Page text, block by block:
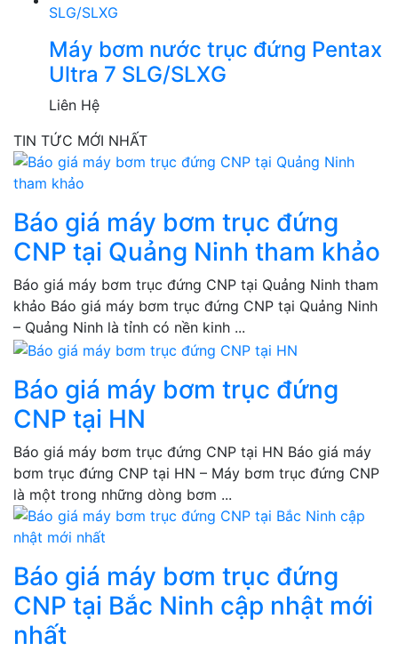
Máy bơm nước trục đứng Pentax
Ultra 7 SLG/SLXG
Liên Hệ
TIN TỨC MỚI NHẤT
Báo giá máy bơm trục đứng
CNP tại Quảng Ninh tham khảo
Báo giá máy bơm trục đứng CNP tại Quảng Ninh tham
khảo Báo giá máy bơm trục đứng CNP tại Quảng Ninh
– Quảng Ninh là tỉnh có nền kinh ...
Báo giá máy bơm trục đứng
CNP tại HN
Báo giá máy bơm trục đứng CNP tại HN Báo giá máy
bơm trục đứng CNP tại HN – Máy bơm trục đứng CNP
là một trong những dòng bơm ...
Báo giá máy bơm trục đứng
CNP tại Bắc Ninh cập nhật mới
nhất